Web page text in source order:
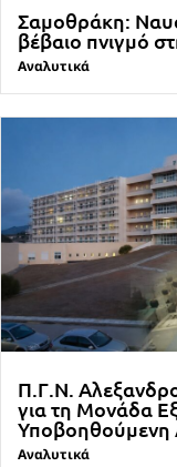
Σαμοθράκη:
βέβαιο πνιγμό
Αναλυτικά
Π.Γ.Ν.
για τη Μονάδα
Αναλυτικά